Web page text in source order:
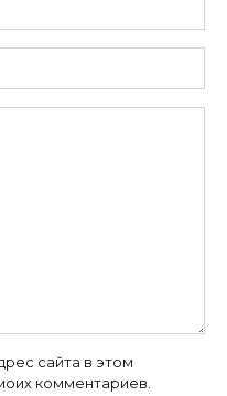
сайта в этом
комментариев.